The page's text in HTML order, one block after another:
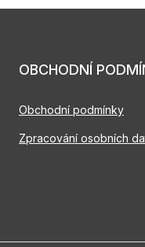
OBCHODNÍ
Obchodní podmínky
Zpracování osobních